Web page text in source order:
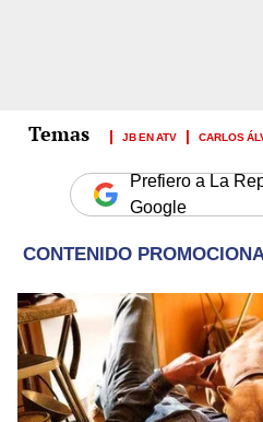
JB EN ATV CARLOS
Prefiero a La
Google